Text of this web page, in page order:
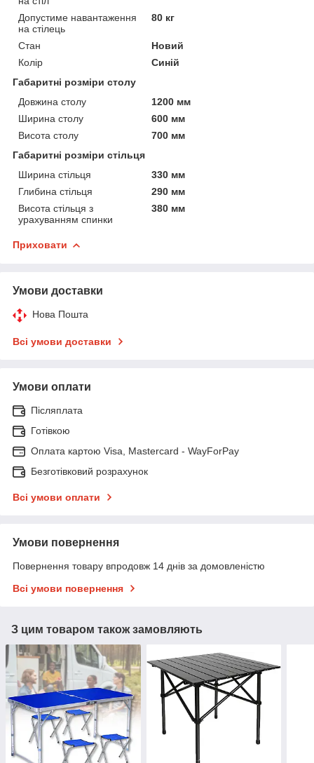
Допустиме навантаження
на стілець
80 кг
Стан
Новий
Колір
Синій
Габаритні розміри столу
Довжина столу
1200 мм
Ширина столу
600 мм
Висота столу
700 мм
Габаритні розміри стільця
Ширина стільця
330 мм
Глибина стільця
290 мм
Висота стільця з
урахуванням спинки
380 мм
Приховати
Умови доставки
Нова Пошта
Всі умови доставки
Умови оплати
Післяплата
Готівкою
Оплата картою Visa, Mastercard - WayForPay
Безготівковий розрахунок
Всі умови оплати
Умови повернення
Повернення товару впродовж 14 днів за домовленістю
Всі умови повернення
З цим товаром також замовляють